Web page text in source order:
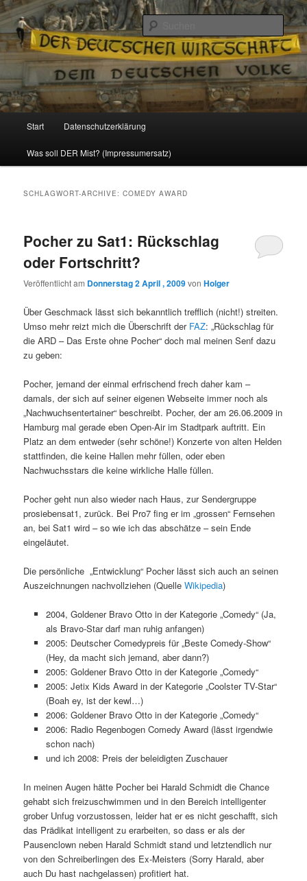
Reizzentrum
Politik, Wirtschaft, Soziales und Gesellschaft
Zum
Inhalt
Zum
sekundären
Start Datenschutzerklärung
Was soll DER Mist? (Impressumersatz)
SCHLAGWORT-ARCHIVE:COMEDY AWARD
Pocher zu Sat1: Rückschlag
oder Fortschritt?
Veröffentlicht am Donnerstag 2 April , 2009vonHolger
Über Geschmack lässt sich bekanntlich trefflich (nicht!) streiten.
Umso mehr reizt mich die Überschrift der FAZ: „Rückschlag für
die ARD – Das Erste ohne Pocher“ doch mal meinen Senf dazu
zu geben:
Pocher, jemand der einmal erfrischend frech daher kam –
damals, der sich auf seiner eigenen Webseite immer noch als
„Nachwuchsentertainer“ beschreibt. Pocher, der am 26.06.2009 in
Hamburg mal gerade eben Open-Air im Stadtpark auftritt. Ein
Platz an dem entweder (sehr schöne!) Konzerte von alten Helden
stattfinden, die keine Hallen mehr füllen, oder eben
Nachwuchsstars die keine wirkliche Halle füllen.
Pocher geht nun also wieder nach Haus, zur Sendergruppe
prosiebensat1, zurück. Bei Pro7 fing er im „grossen“ Fernsehen
an, bei Sat1 wird – so wie ich das abschätze – sein Ende
eingeläutet.
Die persönliche „Entwicklung“ Pocher lässt sich auch an seinen
Auszeichnungen nachvollziehen (QuelleWikipedia)
2004, Goldener Bravo Otto in der Kategorie „Comedy“ (Ja,
als Bravo-Star darf man ruhig anfangen)
2005: Deutscher Comedypreis für „Beste Comedy-Show“
(Hey, da macht sich jemand, aber dann?)
2005: Goldener Bravo Otto in der Kategorie „Comedy“
2005: Jetix Kids Award in der Kategorie „Coolster TV-Star“
(Boah ey, ist der kewl…)
2006: Goldener Bravo Otto in der Kategorie „Comedy“
2006: Radio Regenbogen Comedy Award (lässt irgendwie
schon nach)
und ich 2008: Preis der beleidigten Zuschauer
In meinen Augen hätte Pocher bei Harald Schmidt die Chance
gehabt sich freizuschwimmen und in den Bereich intelligenter
grober Unfug vorzustossen, leider hat er es nicht geschafft, sich
das Prädikat intelligent zu erarbeiten, so dass er als der
Pausenclown neben Harald Schmidt stand und letztendlich nur
von den Schreiberlingen des Ex-Meisters (Sorry Harald, aber
auch Du hast nachgelassen) profitiert hat.